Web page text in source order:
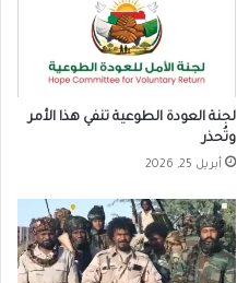
لجنة العودة الطوعية تنفي هذا الأمر
وتُحذر
أبريل 25, 2026